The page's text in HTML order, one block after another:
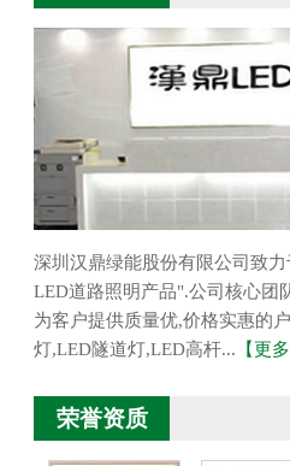
深圳汉鼎绿能股份有限公司致
LED道路照明产品".公司核心团
为客户提供质量优,价格实惠的
灯,LED隧道灯,LED高杆... 【更多
荣誉资质